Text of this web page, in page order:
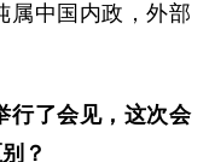
中国内政，外部
行了会见， 这次会
？